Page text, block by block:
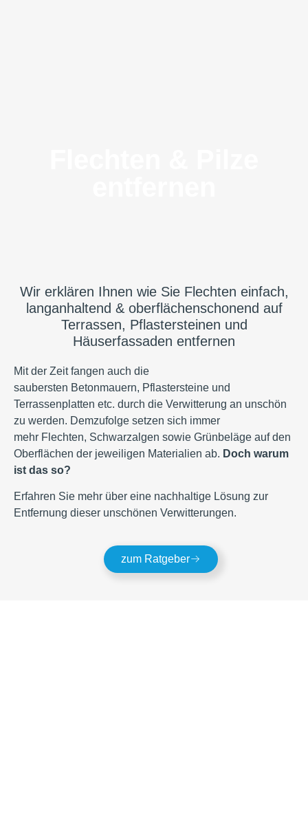
Wir erklären Ihnen wie Sie Flechten einfach,
langanhaltend & oberflächenschonend auf
Terrassen, Pflastersteinen und
Häuserfassaden entfernen
Mit der Zeit fangen auch die
saubersten Betonmauern, Pflastersteine und
Terrassenplatten etc. durch die Verwitterung an unschön
zu werden. Demzufolge setzen sich immer
mehr Flechten, Schwarzalgen sowie Grünbeläge auf den
Oberflächen der jeweiligen Materialien ab. Doch warum
ist das so?
Erfahren Sie mehr über eine nachhaltige Lösung zur
Entfernung dieser unschönen Verwitterungen.
zum Ratgeber